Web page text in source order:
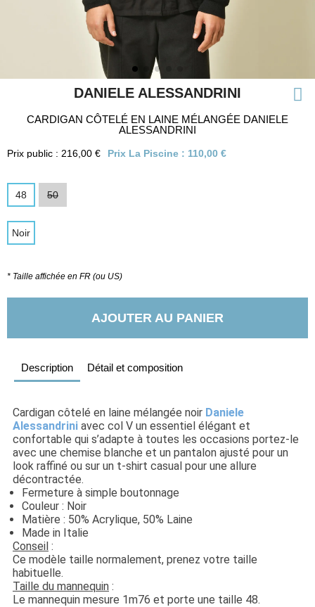
DANIELE ALESSANDRINI
CARDIGAN CÔTELÉ EN LAINE MÉLANGÉE DANIELE
ALESSANDRINI
Prix public : 216,00 € Prix La Piscine : 110,00 €
48 50
Noir
* Taille affichée en FR (ou US)
AJOUTER AU PANIER
Description Détail et composition
Cardigan côtelé en laine mélangée noir Daniele
Alessandrini avec col V un essentiel élégant et
confortable qui s’adapte à toutes les occasions portez-le
avec une chemise blanche et un pantalon ajusté pour un
look raffiné ou sur un t-shirt casual pour une allure
décontractée.
Fermeture à simple boutonnage
Couleur : Noir
Matière : 50% Acrylique, 50% Laine
Made in Italie
Conseil :
Ce modèle taille normalement, prenez votre taille
habituelle.
Taille du mannequin :
Le mannequin mesure 1m76 et porte une taille 48.